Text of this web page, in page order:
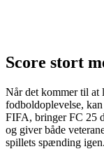
Score stort
Når det kommer til at
fodboldoplevelse,
FIFA, bringer FC 25
og giver både
spillets spænding igen.